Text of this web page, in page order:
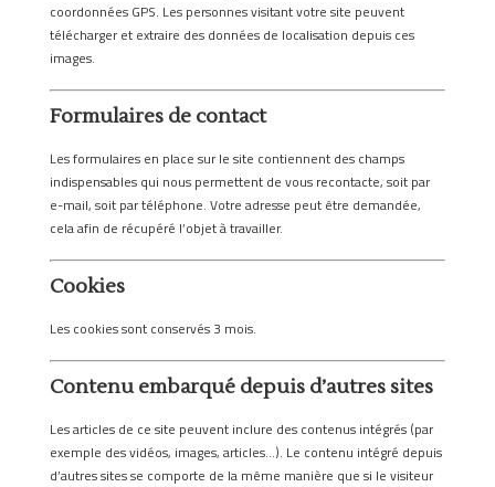
coordonnées GPS. Les personnes visitant votre site peuvent
télécharger et extraire des données de localisation depuis ces
images.
Formulaires de contact
Les formulaires en place sur le site contiennent des champs
indispensables qui nous permettent de vous recontacte, soit par
e-mail, soit par téléphone. Votre adresse peut être demandée,
cela afin de récupéré l’objet à travailler.
Cookies
Les cookies sont conservés 3 mois.
Contenu embarqué depuis d’autres sites
Les articles de ce site peuvent inclure des contenus intégrés (par
exemple des vidéos, images, articles…). Le contenu intégré depuis
d’autres sites se comporte de la même manière que si le visiteur